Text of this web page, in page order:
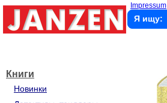
Impressum
Я ищу:
Книги
Новинки